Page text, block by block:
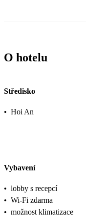
O hotelu
Středisko
• Hoi An
Vybavení
• lobby s recepcí
• Wi-Fi zdarma
• možnost klimatizace